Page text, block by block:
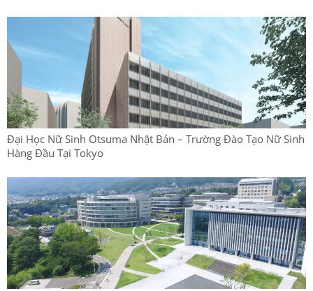
Đại Học Nữ Sinh Otsuma Nhật Bản – Trường Đào Tạo Nữ Sinh
Hàng Đầu Tại Tokyo